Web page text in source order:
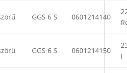
GGS 6 S 0601214140
GGS 6 S 0601214150
I